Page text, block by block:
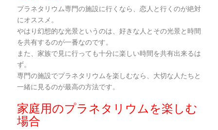
プラネタリウム専門の施設に行くなら、恋人と行くのが絶対
にオススメ。
やはり幻想的な光景というのは、好きな人とその光景と時間
を共有するのが一番なのです。
また、家族で見に行っても十分に楽しい時間を共有出来るは
ず。
専門の施設でプラネタリウムを楽しむなら、大切な人たちと
一緒に見るのが最高の方法です。
家庭用のプラネタリウムを楽しむ
場合